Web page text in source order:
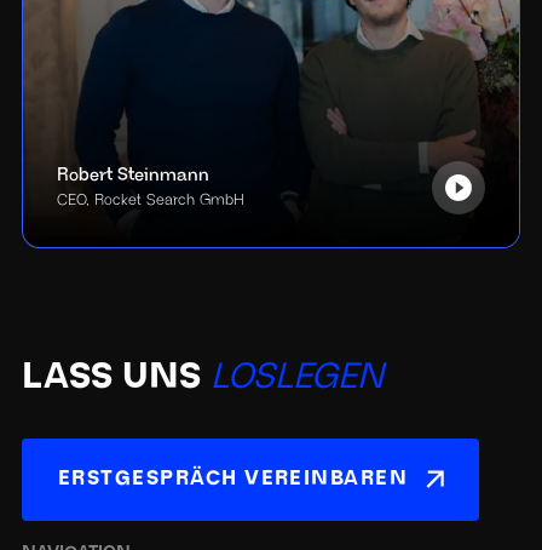
Robert Steinmann
CEO, Rocket Search GmbH
LASS UNS LOSLEGEN
ERSTGESPRÄCH VEREINBAREN